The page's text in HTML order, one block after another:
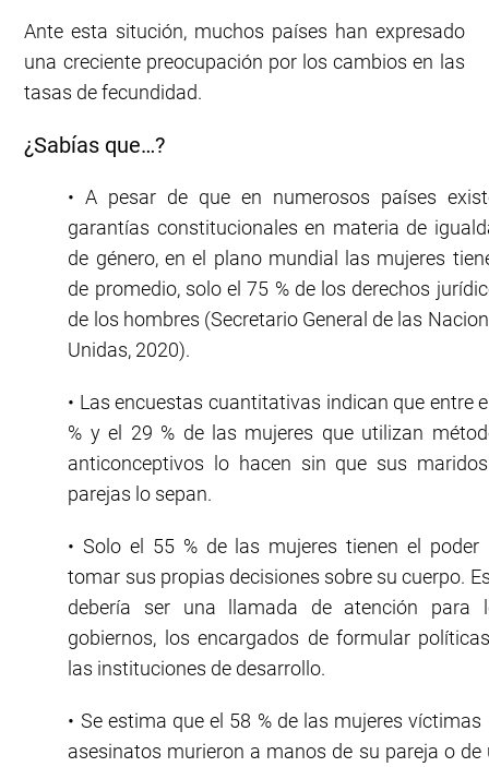
Ante esta situción, muchos países han expresado
una creciente preocupación por los cambios en las
tasas de fecundidad.
¿Sabías que…?
• A pesar de que en numerosos países
garantías constitucionales en materia de
de género, en el plano mundial las mujeres
de promedio, solo el 75 % de los derechos
de los hombres (Secretario General de las
Unidas, 2020).
• Las encuestas cuantitativas indican que entre
% y el 29 % de las mujeres que utilizan
anticonceptivos lo hacen sin que sus
parejas lo sepan.
• Solo el 55 % de las mujeres tienen el poder
tomar sus propias decisiones sobre su cuerpo.
debería ser una llamada de atención para
gobiernos, los encargados de formular
las instituciones de desarrollo.
• Se estima que el 58 % de las mujeres víctimas
asesinatos murieron a manos de su pareja o de